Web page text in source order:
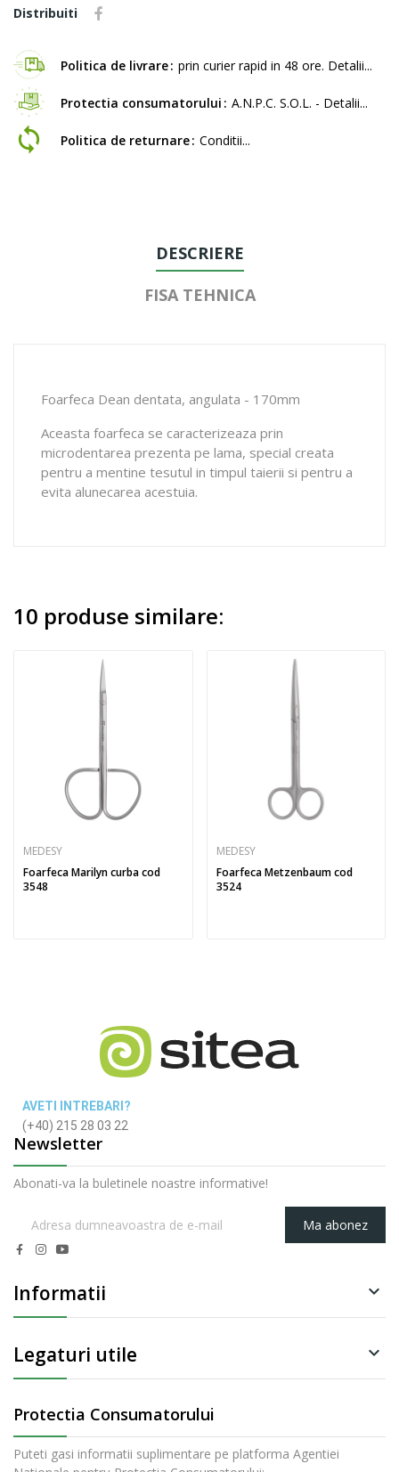
Distribuiti
Politica de livrare prin curier rapid in 48 ore. Detalii...
Protectia consumatorului A.N.P.C. S.O.L. - Detalii...
Politica de returnare Conditii...
DESCRIERE
FISA TEHNICA
Foarfeca Dean dentata, angulata - 170mm
Aceasta foarfeca se caracterizeaza prin
microdentarea prezenta pe lama, special creata
pentru a mentine tesutul in timpul taierii si pentru a
evita alunecarea acestuia.
10 produse similare:
MEDESY
Foarfeca Marilyn curba cod
3548
MEDESY
Foarfeca Metzenbaum cod
3524
AVETI INTREBARI?
(+40) 215 28 03 22
Newsletter
Abonati-va la buletinele noastre informative!
Ma abonez
Informatii 
Legaturi utile 
Protectia Consumatorului
Puteti gasi informatii suplimentare pe platforma Agentiei